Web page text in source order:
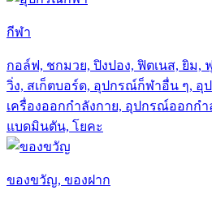
กีฬา
กอล์ฟ, ชกมวย, ปิงปอง, ฟิตเนส, ยิม,
วิ่ง, สเก็ตบอร์ด, อุปกรณ์ก็ฬาอื่น ๆ, อุ
เครื่องออกกำลังกาย, อุปกรณ์ออกก
แบดมินตัน, โยคะ
ของขวัญ, ของฝาก